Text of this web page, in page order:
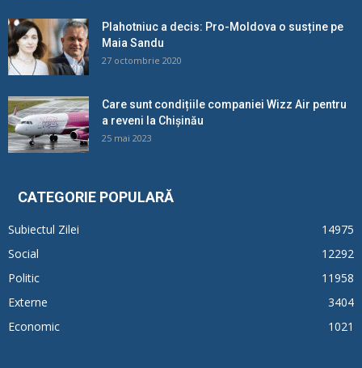
Plahotniuc a decis: Pro-Moldova o susține pe
Maia Sandu
27 octombrie 2020
Care sunt condițiile companiei Wizz Air pentru
a reveni la Chișinău
25 mai 2023
CATEGORIE POPULARĂ
Subiectul Zilei
14975
Social
12292
Politic
11958
Externe
3404
Economic
1021